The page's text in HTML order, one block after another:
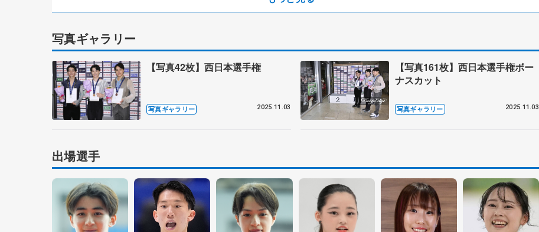
写真ギャラリー
【写真42枚】西日本選手権
写真ギャラリー 2025.11.03
【写真161枚】西日本選手権ボー
ナスカット
写真ギャラリー 2025.11.03
出場選手